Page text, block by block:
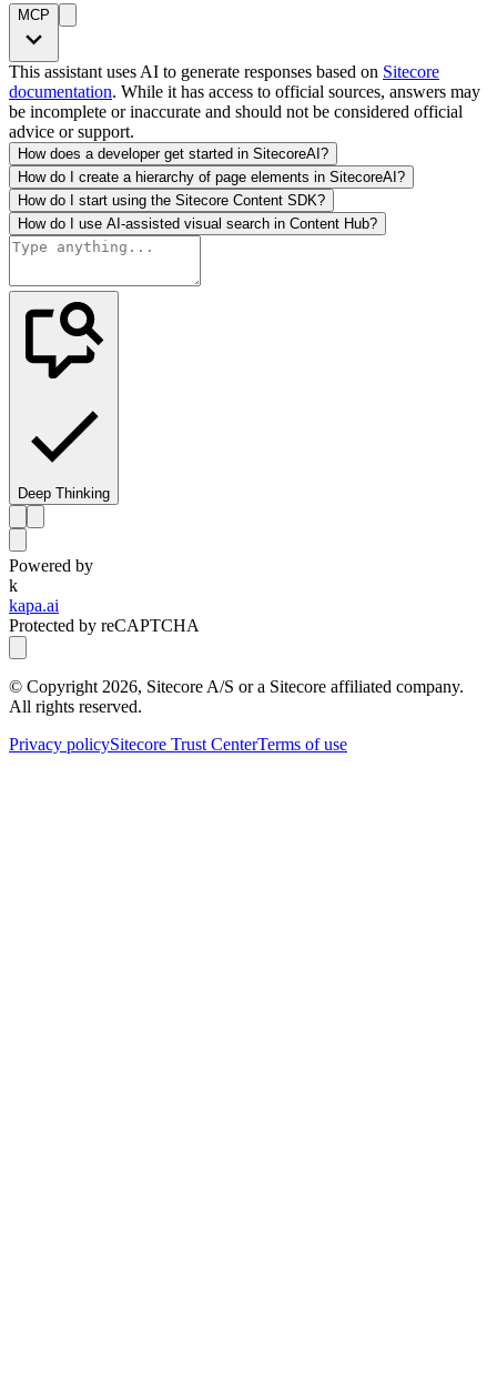
MCP
This assistant uses AI to generate responses based on Sitecore
documentation. While it has access to official sources, answers may
be incomplete or inaccurate and should not be considered official
advice or support.
How does a developer get started in SitecoreAI?
How do I create a hierarchy of page elements in SitecoreAI?
How do I start using the Sitecore Content SDK?
How do I use AI-assisted visual search in Content Hub?
Deep Thinking
Powered by
k
kapa.ai
Protected by reCAPTCHA
© Copyright 2026, Sitecore A/S or a Sitecore affiliated company.
All rights reserved.
Privacy policySitecore Trust CenterTerms of use